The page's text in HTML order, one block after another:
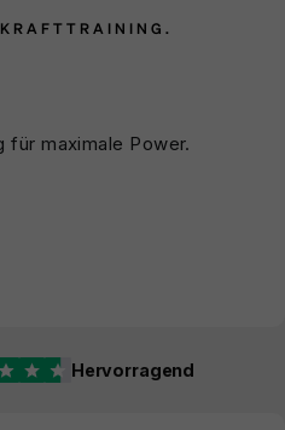
für maximale Power.
Hervorragend